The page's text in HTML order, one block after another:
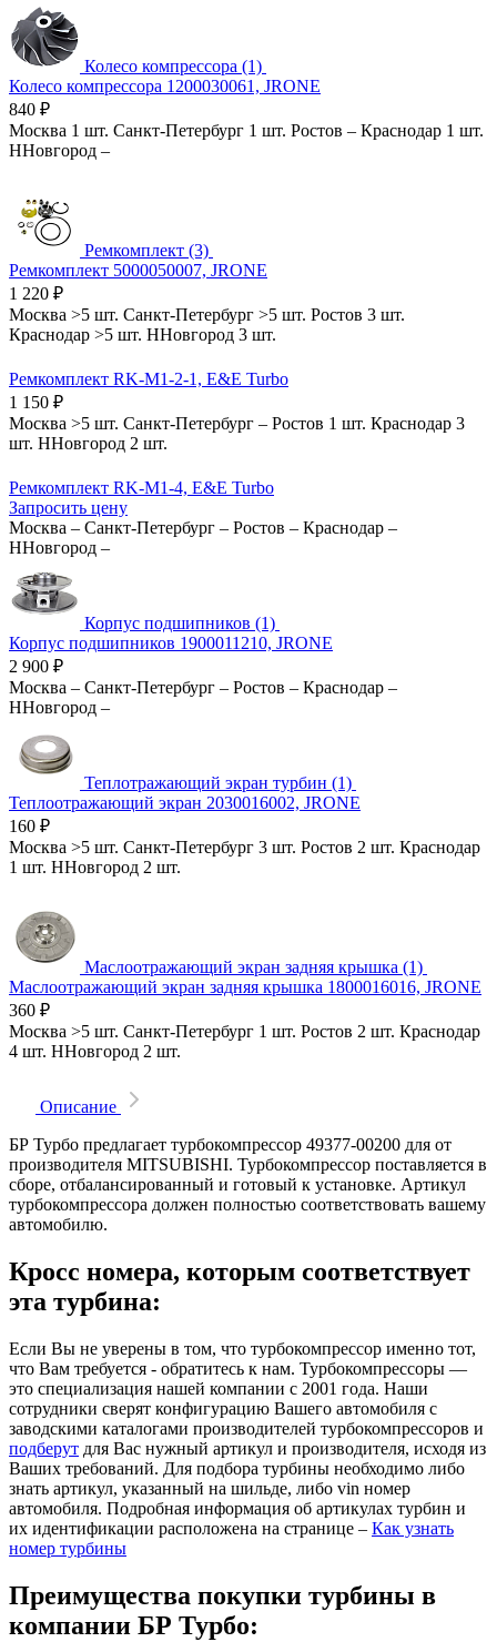
Колесо компрессора (1)
Колесо компрессора 1200030061, JRONE
840 ₽
Москва 1 шт. Санкт-Петербург 1 шт. Ростов – Краснодар 1 шт.
ННовгород –
Ремкомплект (3)
Ремкомплект 5000050007, JRONE
1 220 ₽
Москва >5 шт. Санкт-Петербург >5 шт. Ростов 3 шт.
Краснодар >5 шт. ННовгород 3 шт.
Ремкомплект RK-M1-2-1, E&E Turbo
1 150 ₽
Москва >5 шт. Санкт-Петербург – Ростов 1 шт. Краснодар 3
шт. ННовгород 2 шт.
Ремкомплект RK-M1-4, E&E Turbo
Запросить цену
Москва – Санкт-Петербург – Ростов – Краснодар –
ННовгород –
Корпус подшипников (1)
Корпус подшипников 1900011210, JRONE
2 900 ₽
Москва – Санкт-Петербург – Ростов – Краснодар –
ННовгород –
Теплотражающий экран турбин (1)
Теплоотражающий экран 2030016002, JRONE
160 ₽
Москва >5 шт. Санкт-Петербург 3 шт. Ростов 2 шт. Краснодар
1 шт. ННовгород 2 шт.
Маслоотражающий экран задняя крышка (1)
Маслоотражающий экран задняя крышка 1800016016, JRONE
360 ₽
Москва >5 шт. Санкт-Петербург 1 шт. Ростов 2 шт. Краснодар
4 шт. ННовгород 2 шт.
Описание
БР Турбо предлагает турбокомпрессор 49377-00200 для от
производителя MITSUBISHI. Турбокомпрессор поставляется в
сборе, отбалансированный и готовый к установке. Артикул
турбокомпрессора должен полностью соответствовать вашему
автомобилю.
Кросс номера, которым соответствует
эта турбина:
Если Вы не уверены в том, что турбокомпрессор именно тот,
что Вам требуется - обратитесь к нам. Турбокомпрессоры —
это специализация нашей компании с 2001 года. Наши
сотрудники сверят конфигурацию Вашего автомобиля с
заводскими каталогами производителей турбокомпрессоров и
подберут для Вас нужный артикул и производителя, исходя из
Ваших требований. Для подбора турбины необходимо либо
знать артикул, указанный на шильде, либо vin номер
автомобиля. Подробная информация об артикулах турбин и
их идентификации расположена на странице – Как узнать
номер турбины
Преимущества покупки турбины в
компании БР Турбо: